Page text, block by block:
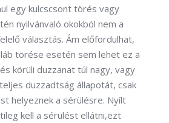
egy kulcscsont törés vagy
nyilvánvaló okokból nem a
választás. Ám előfordulhat,
törése esetén sem lehet ez a
körüli duzzanat túl nagy, vagy
duzzadtság állapotát, csak
helyeznek a sérülésre. Nyílt
kell a sérülést ellátni,ezt